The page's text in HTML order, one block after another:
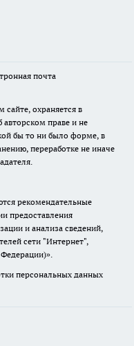
почта
охраняется в
авторском праве и не
бы то ни было форме, в
переработке не иначе
рекомендательные
предоставления
и анализа сведений,
сети "Интернет",
персональных данных